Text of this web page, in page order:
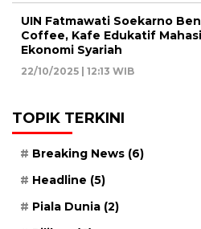
UIN Fatmawati Soekarno
Coffee, Kafe Edukatif
Ekonomi Syariah
22/10/2025 | 12:13 WIB
TOPIK TERKINI
Breaking News (6)
Headline (5)
Piala Dunia (2)